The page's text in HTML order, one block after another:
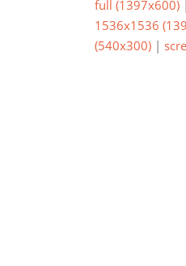
full (1397x600) |
1536x1536
(540x300) |